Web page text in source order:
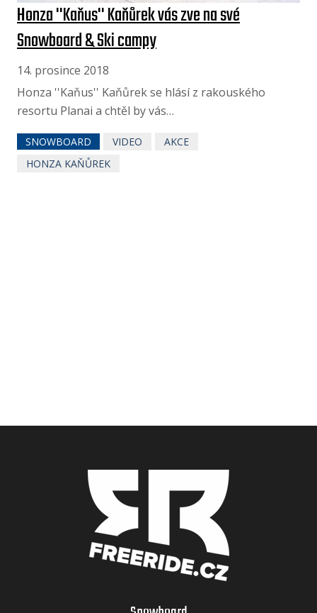
Honza ''Kaňus'' Kaňůrek vás zve na své
Snowboard & Ski campy
14. prosince 2018
Honza ''Kaňus'' Kaňůrek se hlásí z rakouského
resortu Planai a chtěl by vás…
SNOWBOARD VIDEO
AKCE
HONZA KAŇŮREK